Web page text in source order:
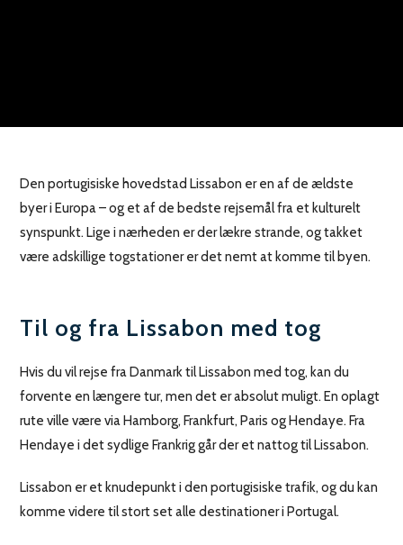
Den portugisiske hovedstad Lissabon er en af de ældste
byer i Europa – og et af de bedste rejsemål fra et kulturelt
synspunkt. Lige i nærheden er der lækre strande, og takket
være adskillige togstationer er det nemt at komme til byen.
Til og fra Lissabon med tog
Hvis du vil rejse fra Danmark til Lissabon med tog, kan du
forvente en længere tur, men det er absolut muligt. En oplagt
rute ville være via Hamborg, Frankfurt, Paris og Hendaye. Fra
Hendaye i det sydlige Frankrig går der et nattog til Lissabon.
Lissabon er et knudepunkt i den portugisiske trafik, og du kan
komme videre til stort set alle destinationer i Portugal.